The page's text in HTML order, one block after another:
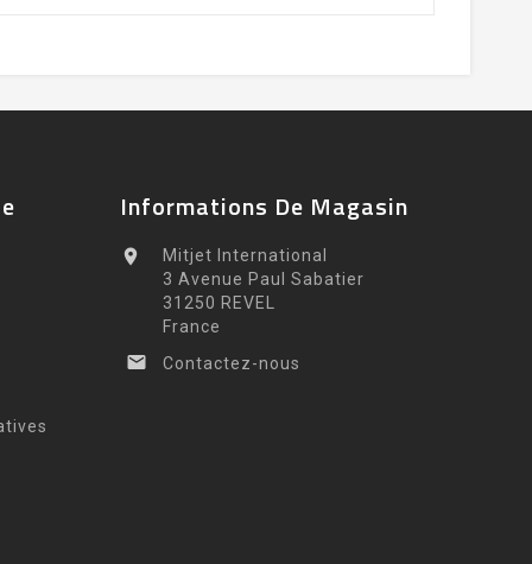
Informations De Magasin

Mitjet International
3 Avenue Paul Sabatier
31250 REVEL
France
 Contactez-nous